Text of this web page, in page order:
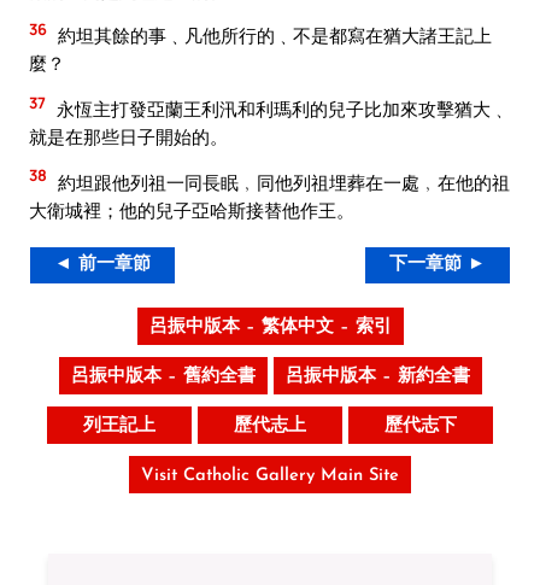
36 約坦其餘的事﹑凡他所行的﹑不是都寫在猶大諸王記上
麼？
37 永恆主打發亞蘭王利汛和利瑪利的兒子比加來攻擊猶大﹑
就是在那些日子開始的。
38 約坦跟他列祖一同長眠﹐同他列祖埋葬在一處﹐在他的祖
大衛城裡；他的兒子亞哈斯接替他作王。
◄ 前一章節 下一章節 ►
呂振中版本 – 繁体中文 – 索引
呂振中版本 – 舊約全書 呂振中版本 – 新約全書
列王記上 歷代志上 歷代志下
Visit Catholic Gallery Main Site